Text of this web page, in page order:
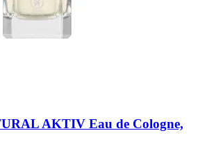
AKTIV Eau de Cologne,